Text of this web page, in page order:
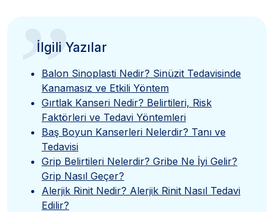
”
İlgili Yazılar
Balon Sinoplasti Nedir? Sinüzit Tedavisinde
Kanamasız ve Etkili Yöntem
Gırtlak Kanseri Nedir? Belirtileri, Risk
Faktörleri ve Tedavi Yöntemleri
Baş Boyun Kanserleri Nelerdir? Tanı ve
Tedavisi
Grip Belirtileri Nelerdir? Gribe Ne İyi Gelir?
Grip Nasıl Geçer?
Alerjik Rinit Nedir? Alerjik Rinit Nasıl Tedavi
Edilir?